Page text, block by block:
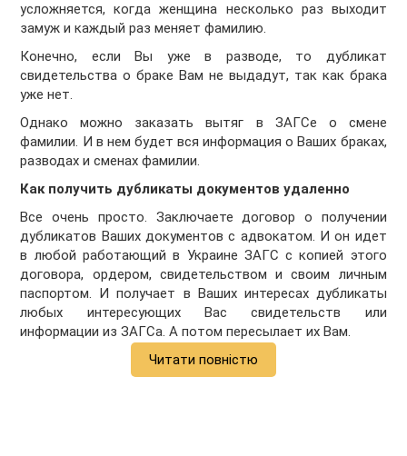
усложняется, когда женщина несколько раз выходит
замуж и каждый раз меняет фамилию.
Конечно, если Вы уже в разводе, то дубликат
свидетельства о браке Вам не выдадут, так как брака
уже нет.
Однако можно заказать вытяг в ЗАГСе о смене
фамилии. И в нем будет вся информация о Ваших браках,
разводах и сменах фамилии.
Как получить дубликаты документов удаленно
Все очень просто. Заключаете договор о получении
дубликатов Ваших документов с адвокатом. И он идет
в любой работающий в Украине ЗАГС с копией этого
договора, ордером, свидетельством и своим личным
паспортом. И получает в Ваших интересах дубликаты
любых интересующих Вас свидетельств или
информации из ЗАГСа. А потом пересылает их Вам.
Читати повністю